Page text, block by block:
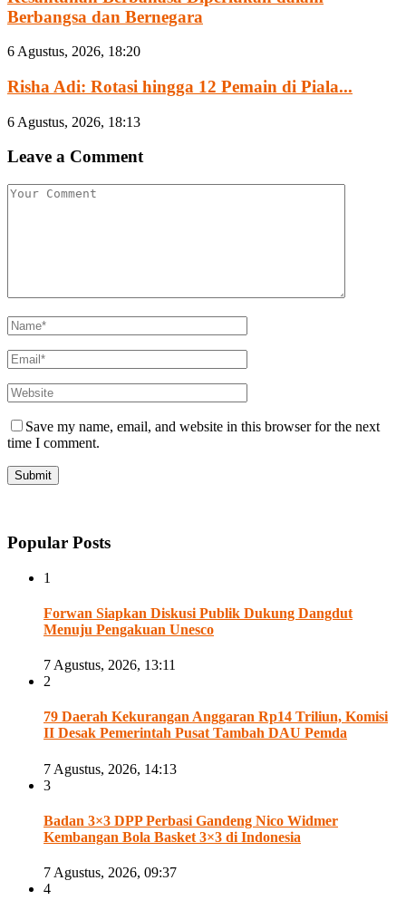
Berbangsa dan Bernegara
6 Agustus, 2026, 18:20
Risha Adi: Rotasi hingga 12 Pemain di Piala...
6 Agustus, 2026, 18:13
Leave a Comment
Save my name, email, and website in this browser for the next
time I comment.
Popular Posts
1
Forwan Siapkan Diskusi Publik Dukung Dangdut
Menuju Pengakuan Unesco
7 Agustus, 2026, 13:11
2
79 Daerah Kekurangan Anggaran Rp14 Triliun, Komisi
II Desak Pemerintah Pusat Tambah DAU Pemda
7 Agustus, 2026, 14:13
3
Badan 3×3 DPP Perbasi Gandeng Nico Widmer
Kembangan Bola Basket 3×3 di Indonesia
7 Agustus, 2026, 09:37
4